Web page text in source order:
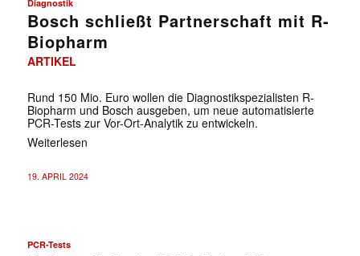
Diagnostik
Bosch schließt Partnerschaft mit R-
Biopharm
ARTIKEL
Rund 150 Mio. Euro wollen die Diagnostikspezialisten R-
Biopharm und Bosch ausgeben, um neue automatisierte
PCR-Tests zur Vor-Ort-Analytik zu entwickeln.
Weiterlesen
19. APRIL 2024
PCR-Tests